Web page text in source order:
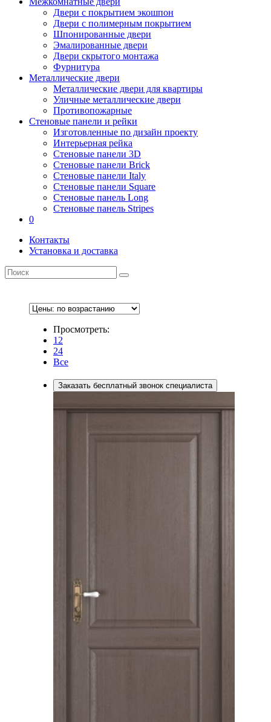
Двери с покрытием экошпон
Двери с полимерным покрытием
Шпонированные двери
Эмалированные двери
Двери скрытого монтажа
Фурнитура
Металлические двери
Металлические двери для квартиры
Уличные металлические двери
Противопожарные
Стеновые панели и рейки
Изготовленные по дизайн проекту
Интерьерная рейка
Стеновые панели 3D
Стеновые панели Brick
Стеновые панели Italy
Стеновые панели Square
Стеновые панель Long
Стеновые панель Stripes
0
Контакты
Установка и доставка
Просмотреть:
12
24
Все
Заказать бесплатный звонок специалиста